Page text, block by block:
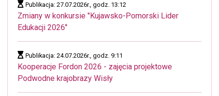
Publikacja: 27.07.2026r., godz. 13:12
Zmiany w konkursie "Kujawsko-Pomorski Lider
Edukacji 2026"
Publikacja: 24.07.2026r., godz. 9:11
Kooperacje Fordon 2026 - zajęcia projektowe
Podwodne krajobrazy Wisły